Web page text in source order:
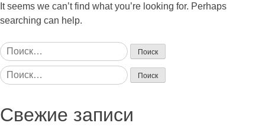
It seems we can’t find what you’re looking for. Perhaps
searching can help.
Найти:
Найти:
Свежие записи